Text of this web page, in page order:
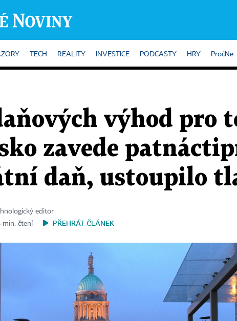
TECH REALITY INVESTICE PODCASTY HRY PročNe
výhod pro
zavede
daň, ustoupilo
editor
min. čtení
PŘEHRÁT ČLÁNEK